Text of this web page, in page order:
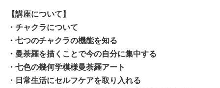
【講座について】
・チャクラについて
・七つのチャクラの機能を知る
・曼荼羅を描くことで今の自分に集中する
・七色の幾何学模様曼荼羅アート
・日常生活にセルフケアを取り入れる